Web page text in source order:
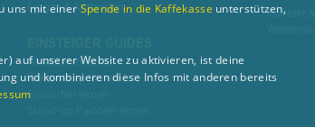
Fragen & Antworten
Windsurfen lernen
Wellenreiten lernen
Foilsurfen lernen
Kontakt &
uns mit einer Spende in die Kaffekasse unterstützen,
auf unserer Website zu aktivieren, ist deine
und kombinieren diese Infos mit anderen bereits